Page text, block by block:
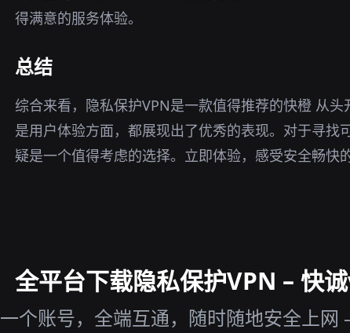
得满意的服务体验。
总结
综合来看，隐私保护VPN是一款值得推荐的快橙 从
是用户体验方面，都展现出了优秀的表现。对于寻
疑是一个值得考虑的选择。立即体验，感受安全畅快
全平台下载隐私保护VPN – 快
一个账号，全端互通，随时随地安全上